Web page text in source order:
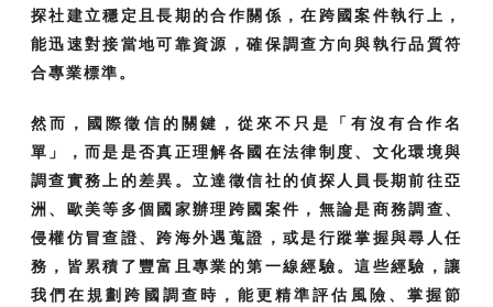
探社建立穩定且長期的合作關係，在跨國案件執行上，
能迅速對接當地可靠資源，確保調查方向與執行品質符
合專業標準。
然而，國際徵信的關鍵，從來不只是「有沒有合作名
單」，而是是否真正理解各國在法律制度、文化環境與
調查實務上的差異。立達徵信社的偵探人員長期前往亞
洲、歐美等多個國家辦理跨國案件，無論是商務調查、
侵權仿冒查證、跨海外遇蒐證，或是行蹤掌握與尋人任
務，皆累積了豐富且專業的第一線經驗。這些經驗，讓
我們在規劃跨國調查時，能更精準評估風險、掌握節